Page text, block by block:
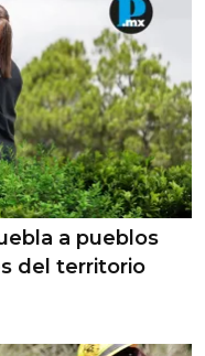
a pueblos
del territorio